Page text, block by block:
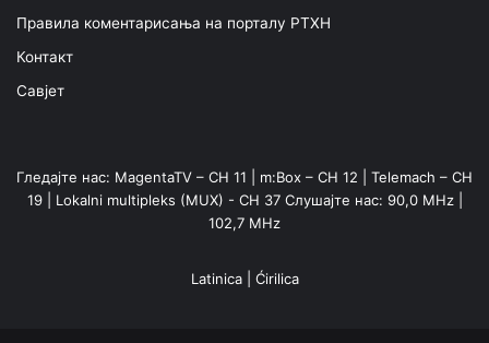
Правила коментарисања на порталу РТХН
Контакт
Савјет
Гледајте нас: MagentaTV – CH 11 | m:Box – CH 12 | Telemach – CH
19 | Lokalni multipleks (MUX) - CH 37 Слушајте нас: 90,0 MHz |
102,7 MHz
Latinica| Ćirilica